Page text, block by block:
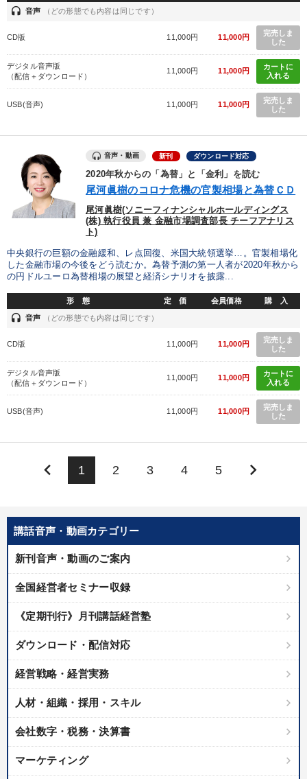
講話音声・動画カテゴリー
新刊音声・動画のご案内
全国経営者セミナー収録
《定期刊行》月刊講話経営塾
ダウンロード・配信対応
経営戦略・経営実務
人材・組織・採用・スキル
会社数字・税務・決算書
マーケティング
headset 音声 （どの形態でも内容は同じです）
CD版 11,000円 11,000円
完売しま
した
デジタル音声版
（配信＋ダウンロード）
11,000円 11,000円
カートに
入れる
USB(音声) 11,000円 11,000円
完売しま
した
音声・動画 新刊 ダウンロード対応
2020年秋からの「為替」と「金利」を読む
尾河眞樹のコロナ危機の官製相場と為替ＣＤ
尾河眞樹(ソニーフィナンシャルホールディングス
(株) 執行役員 兼 金融市場調査部長 チーフアナリス
ト)
中央銀行の巨額の金融緩和、レ点回復、米国大統領選挙…。官製相場化
した金融市場の今後をどう読むか。為替予測の第一人者が2020年秋から
の円ドルユーロ為替相場の展望と経済シナリオを披露...
形 態 定 価 会員価格 購 入
headset 音声 （どの形態でも内容は同じです）
CD版 11,000円 11,000円
完売しま
した
デジタル音声版
（配信＋ダウンロード）
11,000円 11,000円
カートに
入れる
USB(音声) 11,000円 11,000円
完売しま
した
keyboard_arrow_left 1 2 3 4 5 keyboard_arrow_right